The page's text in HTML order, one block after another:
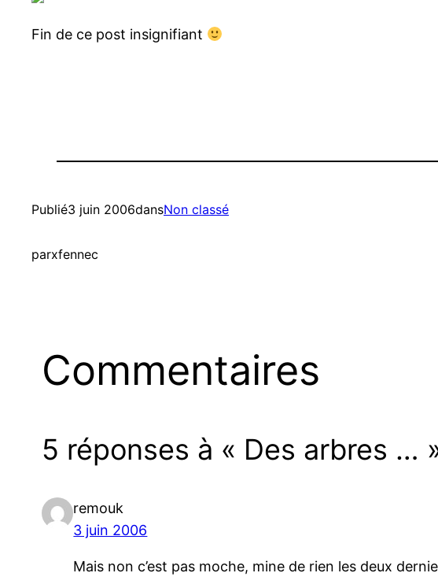
Fin de ce post insignifiant
Publié3 juin 2006dansNon classé
parxfennec
Commentaires
5 réponses à « Des arbres …
remouk
3 juin 2006
Mais non c’est pas moche, mine de rien les deux